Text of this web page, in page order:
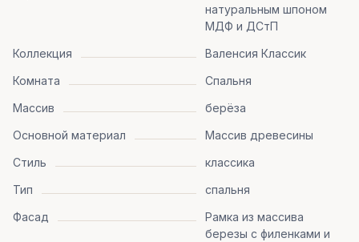
натуральным шпоном
МДФ и ДСтП
Коллекция
Валенсия Классик
Комната
Спальня
Массив
берёза
Основной материал
Массив древесины
Стиль
классика
Тип
спальня
Фасад
Рамка из массива
березы с филенками и